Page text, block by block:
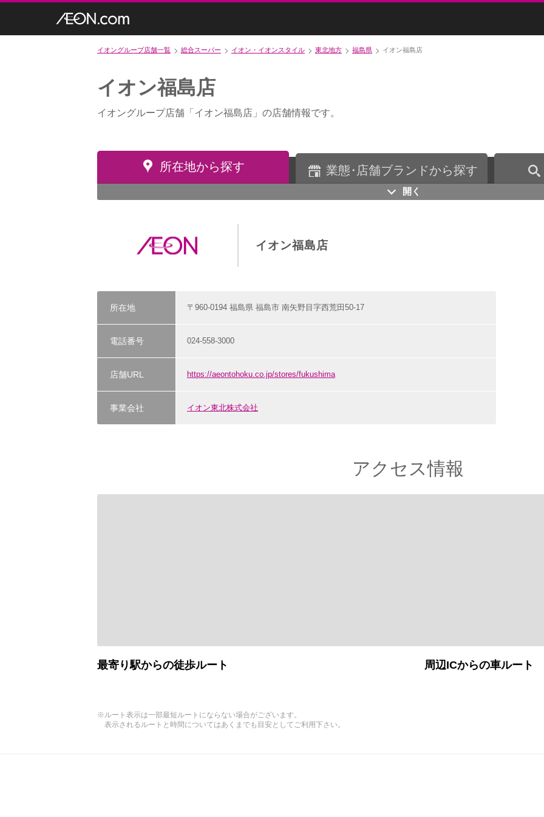
イオングループ店舗一覧 総合スーパー イオン・イオンスタイル 東北地方 福島県 イオン福島店
イオン福島店
イオングループ店舗「イオン福島店」の店舗情報です。
所在地から探す 業態・ 店舗ブランドから探す
開く
イオン福島店
所在地 〒960-0194 福島県 福島市 南矢野目字西荒田50-17
電話番号 024-558-3000
店舗URL https://aeontohoku.co.jp/stores/fukushima
事業会社 イオン東北株式会社
アクセス情報
最寄り駅からの徒歩ルート 周辺ICからの車ルート
※ルート表示は一部最短ルートにならない場合がございます。
表示されるルートと時間についてはあくまでも目安としてご利用下さい。